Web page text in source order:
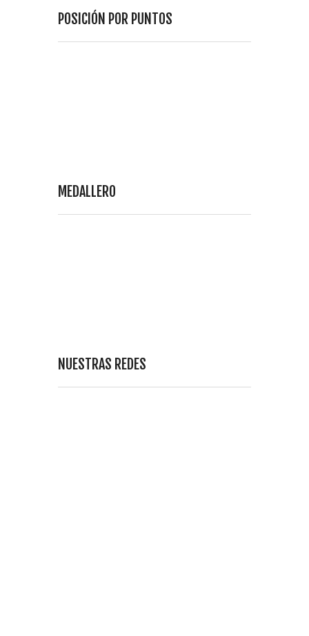
POSICIÓN POR PUNTOS
MEDALLERO
NUESTRAS REDES